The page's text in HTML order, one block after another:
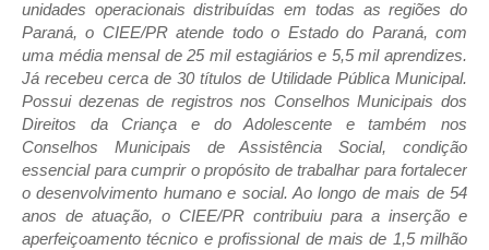
unidades operacionais distribuídas em todas as regiões do
Paraná, o CIEE/PR atende todo o Estado do Paraná, com
uma média mensal de 25 mil estagiários e 5,5 mil aprendizes.
Já recebeu cerca de 30 títulos de Utilidade Pública Municipal.
Possui dezenas de registros nos Conselhos Municipais dos
Direitos da Criança e do Adolescente e também nos
Conselhos Municipais de Assistência Social, condição
essencial para cumprir o propósito de trabalhar para fortalecer
o desenvolvimento humano e social. Ao longo de mais de 54
anos de atuação, o CIEE/PR contribuiu para a inserção e
aperfeiçoamento técnico e profissional de mais de 1,5 milhão